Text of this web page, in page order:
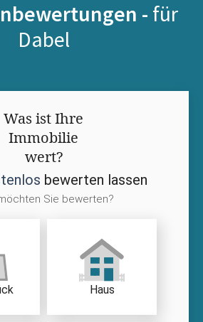
- für
Dabel
Was ist Ihre
Immobilie
wert?
bewerten lassen
Sie bewerten?
Haus